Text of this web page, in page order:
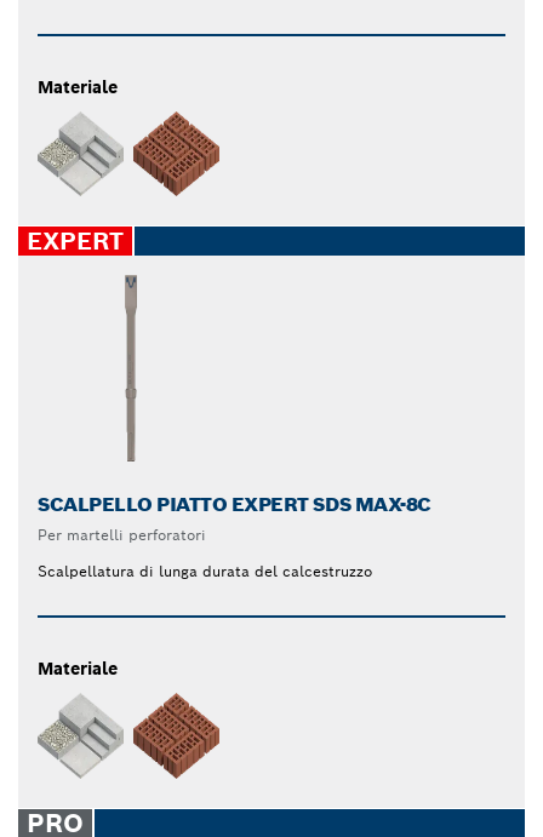
Materiale
EXPERT
SCALPELLO PIATTO EXPERT SDS MAX-8C
Per martelli perforatori
Scalpellatura di lunga durata del calcestruzzo
Materiale
PRO